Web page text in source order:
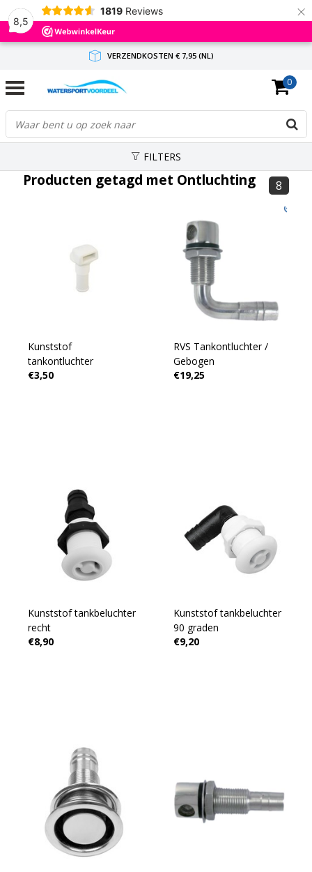
8,5
1819 Reviews ×
VERZENDKOSTEN € 7,95 (NL)
GRATIS VERZENDING(NL) VANAF € 65,-
BINNEN 1-3 WERKDAGEN ANTWOORD
0
FILTERS
Producten getagd met Ontluchting 8
Kunststof
tankontluchter
€3,50
RVS Tankontluchter /
Gebogen
€19,25
Kunststof tankbeluchter
recht
€8,90
Kunststof tankbeluchter
90 graden
€9,20